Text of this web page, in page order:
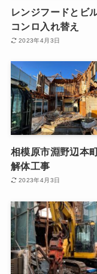
レンジフードとビ
コンロ入れ替え
2023年4月3日
相模原市淵野辺本
解体工事
2023年4月3日